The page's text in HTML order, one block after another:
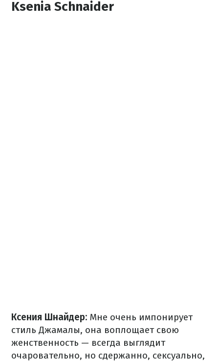
Ksenia Schnaider
Ксения Шнайдер: Мне очень импонирует
стиль Джамалы, она воплощает свою
женственность — всегда выглядит
очаровательно, но сдержанно, сексуально,